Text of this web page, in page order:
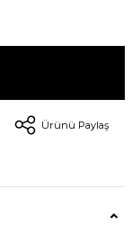
Ürünü Paylaş